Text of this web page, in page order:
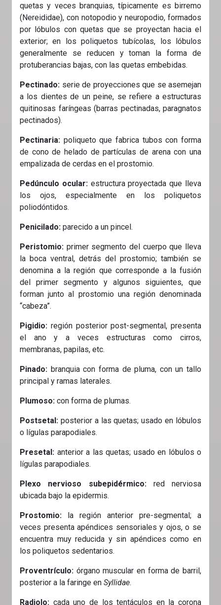
quetas y veces branquias, típicamente es birremo
(Nereididae), con notopodio y neuropodio, formados
por lóbulos con quetas que se proyectan hacia el
exterior; en los poliquetos tubícolas, los lóbulos
generalmente se reducen y toman la forma de
protuberancias bajas, con las quetas embebidas.
Pectinado: serie de proyecciones que se asemejan
a los dientes de un peine, se refiere a estructuras
quitinosas faríngeas (barras pectinadas, paragnatos
pectinados).
Pectinaria: poliqueto que fabrica tubos con forma
de cono de helado de partículas de arena con una
empalizada de cerdas en el prostomio.
Pedúnculo ocular:estructura proyectada que lleva
los ojos, especialmente en los poliquetos
poliodóntidos.
Penicilado: parecido a un pincel.
Peristomio: primer segmento del cuerpo que lleva
la boca ventral, detrás del prostomio; también se
denomina a la región que corresponde a la fusión
del primer segmento y algunos siguientes, que
forman junto al prostomio una región denominada
“cabeza”.
Pigidio: región posterior post-segmental, presenta
el ano y a veces estructuras como cirros,
membranas, papilas, etc.
Pinado: branquia con forma de pluma, con un tallo
principal y ramas laterales.
Plumoso: con forma de plumas.
Postsetal: posterior a las quetas; usado en lóbulos
o lígulas parapodiales.
Presetal: anterior a las quetas; usado en lóbulos o
lígulas parapodiales.
Plexo nervioso subepidérmico:red nerviosa
ubicada bajo la epidermis.
Prostomio: la región anterior pre-segmental; a
veces presenta apéndices sensoriales y ojos, o se
encuentra muy reducida y sin apéndices como en
los poliquetos sedentarios.
Proventrículo: órgano muscular en forma de barril,
posterior a la faringe en Syllidae.
Radiolo: cada uno de los tentáculos en la corona